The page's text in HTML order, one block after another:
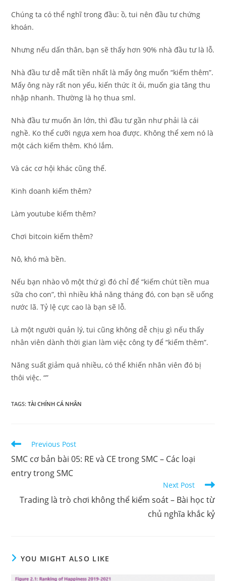
Chúng ta có thể nghĩ trong đầu: ồ, tui nên đầu tư chứng
khoán.
Nhưng nếu dấn thân, bạn sẽ thấy hơn 90% nhà đầu tư là lỗ.
Nhà đầu tư dễ mất tiền nhất là mấy ông muốn “kiếm thêm”.
Mấy ông này rất non yếu, kiến thức ít ỏi, muốn gia tăng thu
nhập nhanh. Thường là họ thua sml.
Nhà đầu tư muốn ăn lớn, thì đầu tư gần như phải là cái
nghề. Ko thể cưỡi ngựa xem hoa được. Không thể xem nó là
một cách kiếm thêm. Khó lắm.
Và các cơ hội khác cũng thế.
Kinh doanh kiếm thêm?
Làm youtube kiếm thêm?
Chơi bitcoin kiếm thêm?
Nô, khó mà bền.
Nếu bạn nhào vô một thứ gì đó chỉ để “kiếm chút tiền mua
sữa cho con”, thì nhiều khả năng tháng đó, con bạn sẽ uống
nước lã. Tỷ lệ cực cao là bạn sẽ lỗ.
Là một người quản lý, tui cũng không dễ chịu gì nếu thấy
nhân viên dành thời gian làm việc công ty để “kiếm thêm”.
Năng suất giảm quá nhiều, có thể khiến nhân viên đó bị
thôi việc. “”
TAGS:TÀI CHÍNH CÁ NHÂN
Read
articles
Previous Post
SMC cơ bản bài 05: RE và CE trong SMC – Các loại
entry trong SMC
Next Post
Trading là trò chơi không thể kiểm soát – Bài học từ
chủ nghĩa khắc kỷ
YOU MIGHT ALSO LIKE